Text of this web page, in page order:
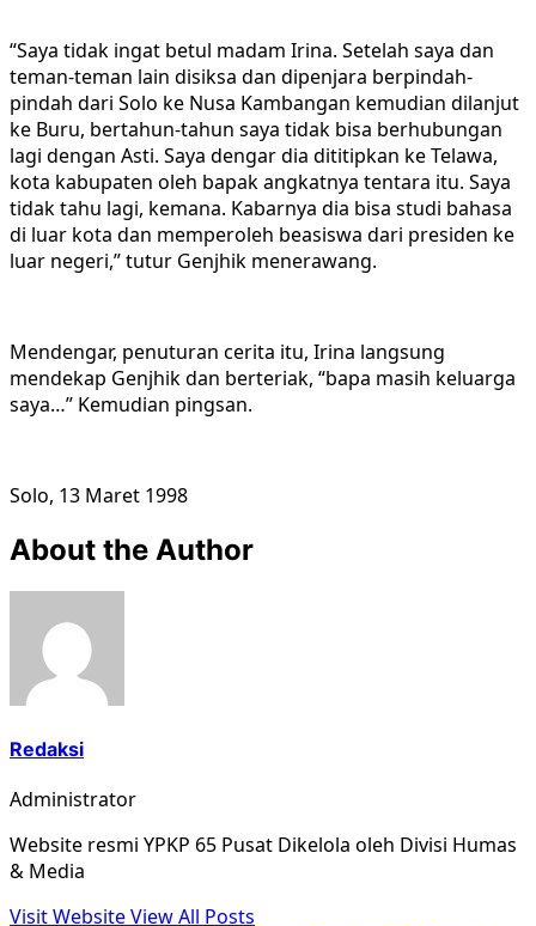
“Saya tidak ingat betul madam Irina. Setelah saya dan
teman-teman lain disiksa dan dipenjara berpindah-
pindah dari Solo ke Nusa Kambangan kemudian dilanjut
ke Buru, bertahun-tahun saya tidak bisa berhubungan
lagi dengan Asti. Saya dengar dia dititipkan ke Telawa,
kota kabupaten oleh bapak angkatnya tentara itu. Saya
tidak tahu lagi, kemana. Kabarnya dia bisa studi bahasa
di luar kota dan memperoleh beasiswa dari presiden ke
luar negeri,” tutur Genjhik menerawang.
Mendengar, penuturan cerita itu, Irina langsung
mendekap Genjhik dan berteriak, “bapa masih keluarga
saya…” Kemudian pingsan.
Solo, 13 Maret 1998
About the Author
Redaksi
Administrator
Website resmi YPKP 65 Pusat Dikelola oleh Divisi Humas
& Media
Visit WebsiteView All Posts